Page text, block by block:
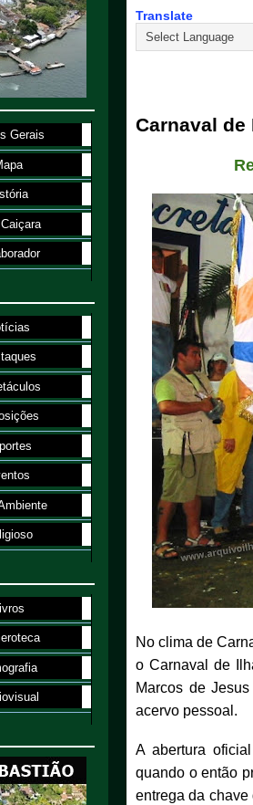
Translate
Carnaval de
No clima de
o Carnaval de
Marcos de
acervo pessoal.
A abertura
quando o então
entrega da
Gerais
Livros